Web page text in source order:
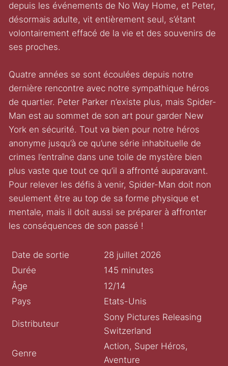
depuis les événements de No Way Home, et Peter,
désormais adulte, vit entièrement seul, s’étant
volontairement effacé de la vie et des souvenirs de
ses proches.
Quatre années se sont écoulées depuis notre
dernière rencontre avec notre sympathique héros
de quartier. Peter Parker n’existe plus, mais Spider-
Man est au sommet de son art pour garder New
York en sécurité. Tout va bien pour notre héros
anonyme jusqu’à ce qu’une série inhabituelle de
crimes l’entraîne dans une toile de mystère bien
plus vaste que tout ce qu’il a affronté auparavant.
Pour relever les défis à venir, Spider-Man doit non
seulement être au top de sa forme physique et
mentale, mais il doit aussi se préparer à affronter
les conséquences de son passé !
Date de sortie
28 juillet 2026
Durée
145 minutes
Âge
12/14
Pays
Etats-Unis
Distributeur
Sony Pictures Releasing
Switzerland
Genre
Action, Super Héros,
Aventure